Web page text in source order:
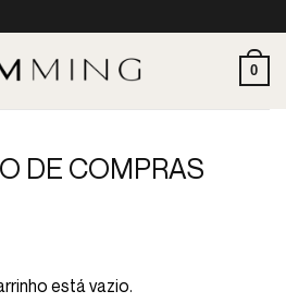
0
DE COMPRAS
está vazio.